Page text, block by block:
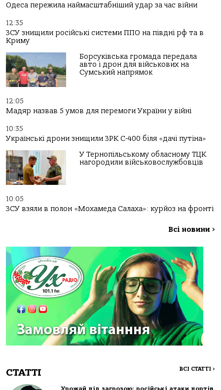
Одеса пережила наймасштабніший удар за час війни
12:35
ЗСУ знищили російські системи ППО на півдні рф та в
Криму
Борсуківська громада передала
авто і дрон для військових на
Сумський напрямок
12:05
Мадяр назвав 5 умов для перемоги України у війні
10:35
Українські дрони знищили ЗРК С-400 біля «дачі путіна»
У Тернопільському обласному ТЦК
нагородили військовослужбовців
10:05
ЗСУ взяли в полон «Мохамеда Салаха»: курйоз на фронті
Всі новини >
СТАТТІ ВСІ СТАТТІ >
Урожай під загрозою: російські атаки портів